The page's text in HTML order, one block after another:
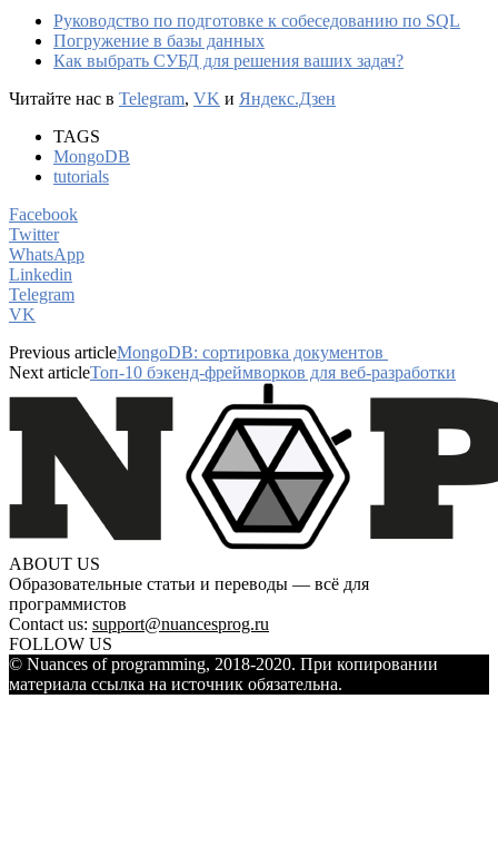
Руководство по подготовке к собеседованию по SQL
Погружение в базы данных
Как выбрать СУБД для решения ваших задач?
Читайте нас в Telegram, VK и Яндекс.Дзен
TAGS
MongoDB
tutorials
Facebook
Twitter
WhatsApp
Linkedin
Telegram
VK
Previous articleMongoDB: cортировка документов
Next articleТоп-10 бэкенд-фреймворков для веб-разработки
ABOUT US
Образовательные статьи и переводы — всё для
программистов
Contact us: support@nuancesprog.ru
FOLLOW US
© Nuances of programming, 2018-2020. При копировании
материала ссылка на источник обязательна.